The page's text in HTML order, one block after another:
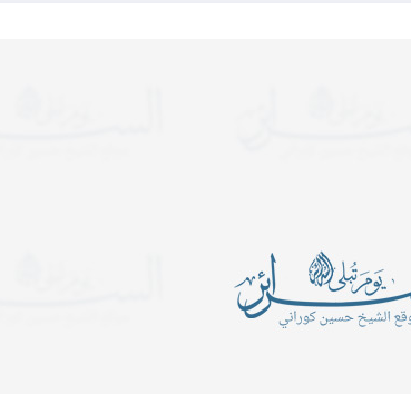
الرَّجبيـــــــــــــــــــــــــــــــــــــــــــــــــــــــــــــــــــــون؟
في شهر رجب قراءة سورة
التوحيد عشرة آلا مرة..